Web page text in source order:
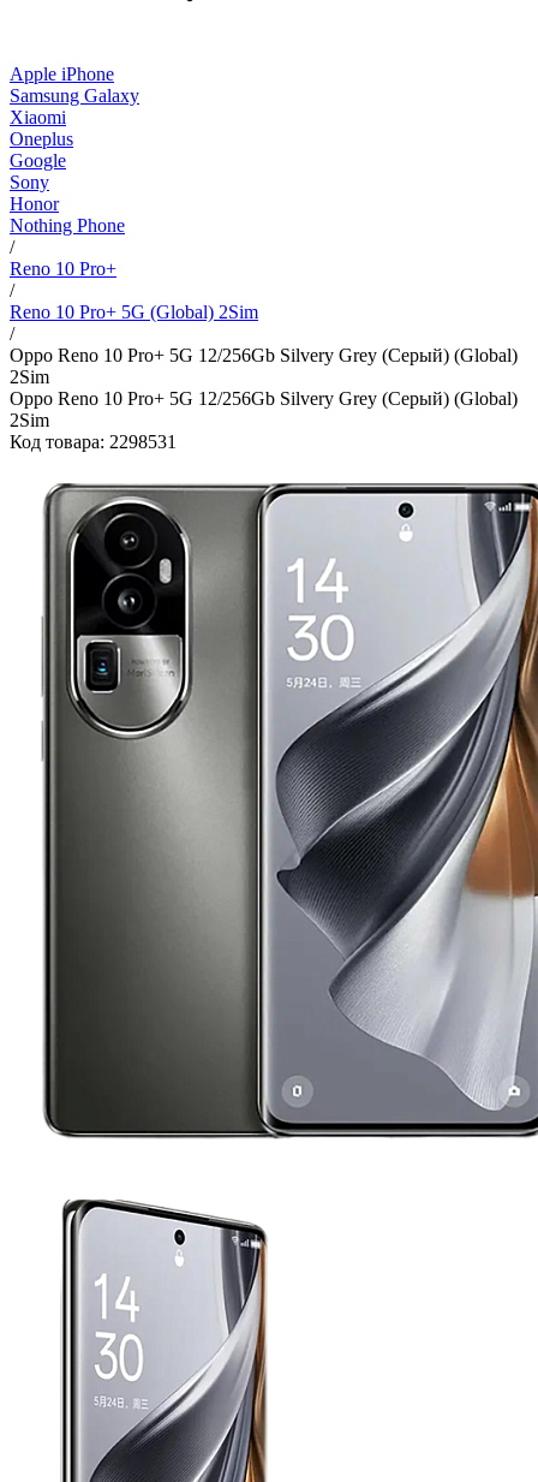
Apple iPhone
Samsung Galaxy
Xiaomi
Oneplus
Google
Sony
Honor
Nothing Phone
/
Reno 10 Pro+
/
Reno 10 Pro+ 5G (Global) 2Sim
/
Oppo Reno 10 Pro+ 5G 12/256Gb Silvery Grey (Серый) (Global)
2Sim
Oppo Reno 10 Pro+ 5G 12/256Gb Silvery Grey (Серый) (Global)
2Sim
Код товара: 2298531